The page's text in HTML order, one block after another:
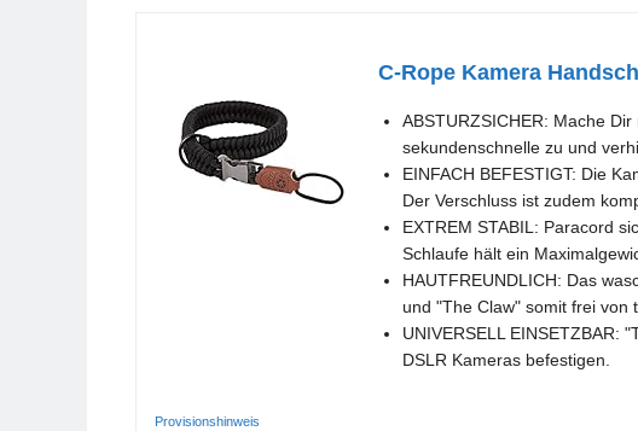
C-Rope Kamera
ABSTURZSICHER: Mache
sekundenschnelle zu und
EINFACH BEFESTIGT: Die
Der Verschluss ist zudem
EXTREM STABIL: Paracord
Schlaufe hält ein
HAUTFREUNDLICH: Das
und "The Claw" somit frei von
UNIVERSELL EINSETZBAR:
DSLR Kameras befestigen.
Provisionshinweis